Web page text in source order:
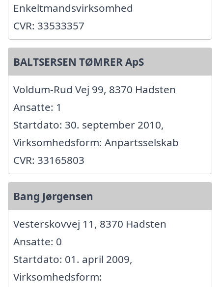
Enkeltmandsvirksomhed
CVR: 33533357
BALTSERSEN TØMRER ApS
Voldum-Rud Vej 99, 8370 Hadsten
Ansatte: 1
Startdato: 30. september 2010,
Virksomhedsform: Anpartsselskab
CVR: 33165803
Bang Jørgensen
Vesterskovvej 11, 8370 Hadsten
Ansatte: 0
Startdato: 01. april 2009,
Virksomhedsform: